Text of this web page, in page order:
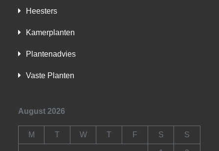
Heesters
Kamerplanten
Plantenadvies
Vaste Planten
August 2026
M T W T F S S